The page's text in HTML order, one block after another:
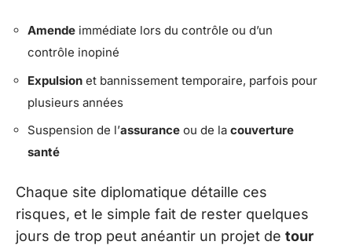
Amende immédiate lors du contrôle ou d’un
contrôle inopiné
Expulsion et bannissement temporaire, parfois pour
plusieurs années
Suspension de l’assurance ou de la couverture
santé
Chaque site diplomatique détaille ces
risques, et le simple fait de rester quelques
jours de trop peut anéantir un projet de tour